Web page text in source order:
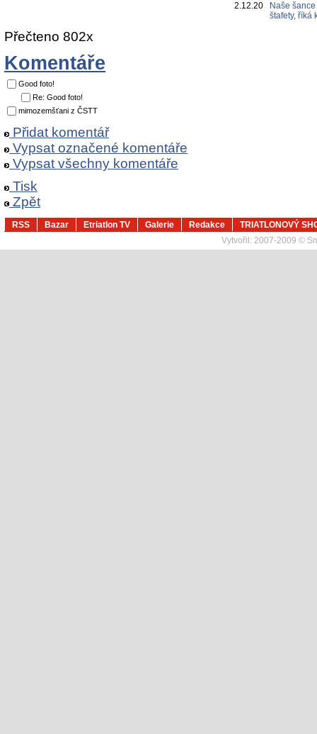
2.12.20
Naše
štafety, říká
Přečteno 802x
Komentáře
Good foto!
Re: Good foto!
mimozemšťani z ČSTT
Přidat komentář
Vypsat označené komentáře
Vypsat všechny komentáře
Tisk
Zpět
RSS Bazar Etriatlon TV Galerie Redakce
TRIATLONOVÝ
Vytvořil: 2007-2009 ©